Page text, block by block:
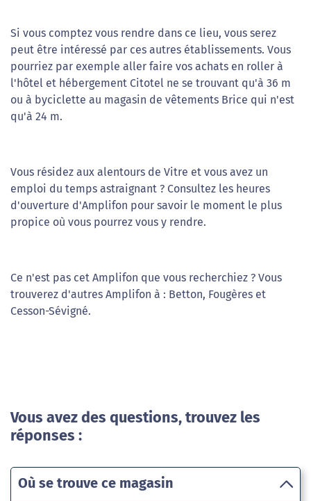
Si vous comptez vous rendre dans ce lieu, vous serez
peut être intéressé par ces autres établissements. Vous
pourriez par exemple aller faire vos achats en roller à
l'hôtel et hébergement Citotel ne se trouvant qu'à 36 m
ou à byciclette au magasin de vêtements Brice qui n'est
qu'à 24 m.
Vous résidez aux alentours de Vitre et vous avez un
emploi du temps astraignant ? Consultez les heures
d'ouverture d'Amplifon pour savoir le moment le plus
propice où vous pourrez vous y rendre.
Ce n'est pas cet Amplifon que vous recherchiez ? Vous
trouverez d'autres Amplifon à : Betton, Fougères et
Cesson-Sévigné.
Vous avez des questions, trouvez les
réponses :
Où se trouve ce magasin